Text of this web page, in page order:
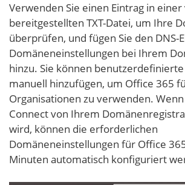
Verwenden Sie einen Eintrag in
bereitgestellten TXT-Datei, um Ihre
überprüfen, und fügen Sie den DNS-
Domäneneinstellungen bei Ihrem
hinzu. Sie können benutzerdefinierte
manuell hinzufügen, um Office 365
Organisationen zu verwenden.
Connect von Ihrem
wird, können die erforderlichen
Domäneneinstellungen für Office
Minuten automatisch konfiguriert